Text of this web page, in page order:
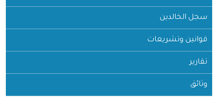
سجل الخالدين
قوانين وتشريعات
تقارير
وثائق